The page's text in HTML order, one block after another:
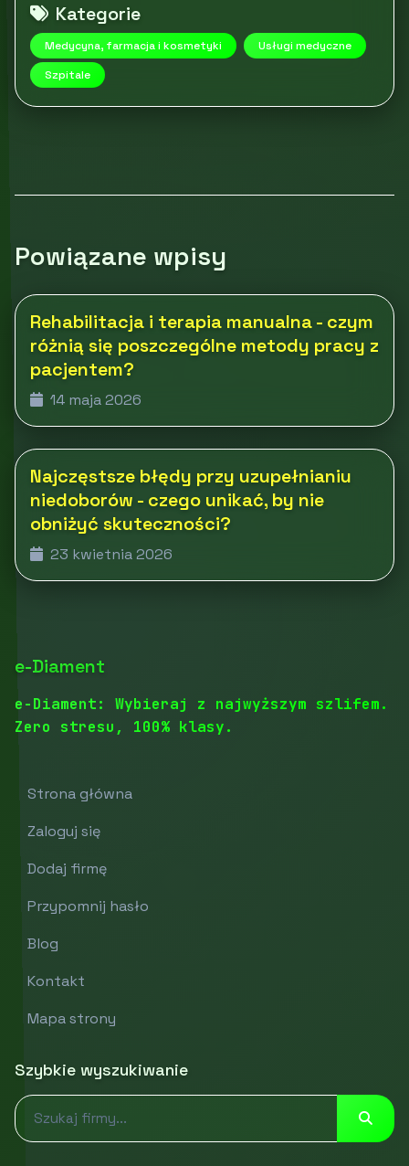
Kategorie
Medycyna, farmacja i kosmetyki
Usługi medyczne
Szpitale
Powiązane wpisy
Rehabilitacja i terapia manualna - czym
różnią się poszczególne metody pracy z
pacjentem?
14 maja 2026
Najczęstsze błędy przy uzupełnianiu
niedoborów - czego unikać, by nie
obniżyć skuteczności?
23 kwietnia 2026
e-Diament
e-Diament: Wybieraj z najwyższym szlifem.
Zero stresu, 100% klasy.
Strona główna
Zaloguj się
Dodaj firmę
Przypomnij hasło
Blog
Kontakt
Mapa strony
Szybkie wyszukiwanie